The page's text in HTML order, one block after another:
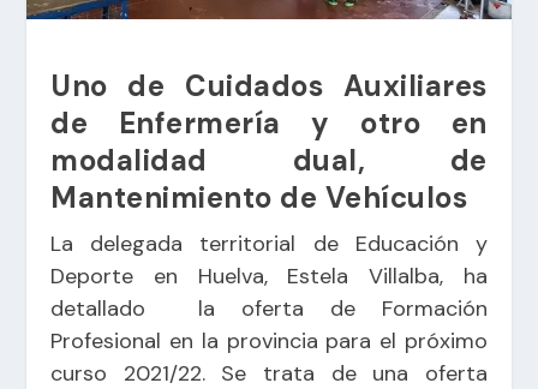
Uno de Cuidados Auxiliares
de Enfermería y otro en
modalidad dual, de
Mantenimiento de Vehículos
La delegada territorial de Educación y
Deporte en Huelva, Estela Villalba, ha
detallado la oferta de Formación
Profesional en la provincia para el próximo
curso 2021/22. Se trata de una oferta